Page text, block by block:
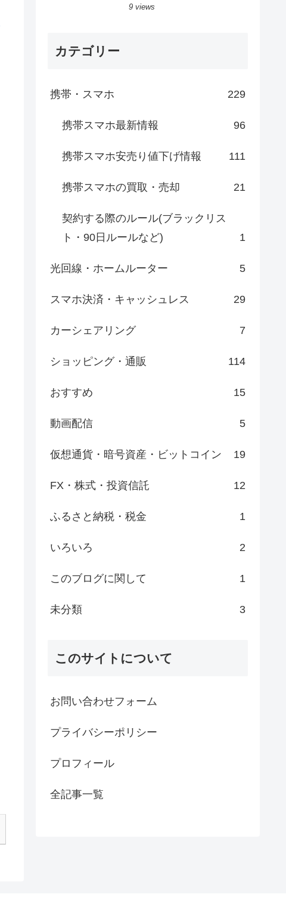
9 views
カテゴリー
携帯・スマホ 229
携帯スマホ最新情報 96
携帯スマホ安売り値下げ情報 111
携帯スマホの買取・売却 21
契約する際のルール(ブラックリス
ト・90日ルールなど)
1
光回線・ホームルーター 5
スマホ決済・キャッシュレス 29
カーシェアリング 7
ショッピング・通販 114
おすすめ 15
動画配信 5
仮想通貨・暗号資産・ビットコイン 19
FX・株式・投資信託 12
ふるさと納税・税金 1
いろいろ 2
このブログに関して 1
未分類 3
このサイトについて
お問い合わせフォーム
プライバシーポリシー
プロフィール
全記事一覧